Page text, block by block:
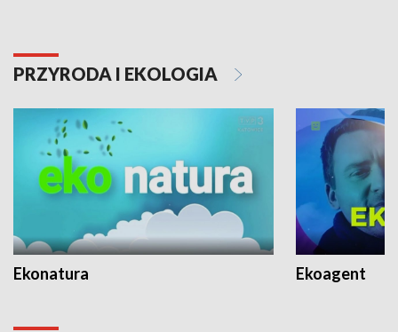
PRZYRODA I EKOLOGIA
Ekonatura Ekoagent